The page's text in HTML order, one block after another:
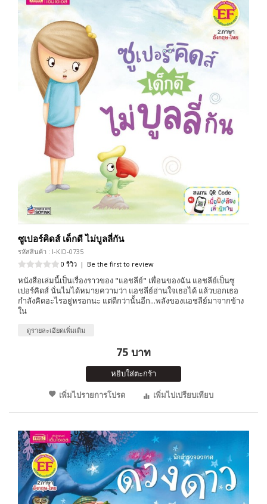
ซูเปอร์คิดส์ เด็กดี ไม่บูลลี่กัน
รหัสสินค้า : I-KID-0735
0 รีวิว | Be the first to review
หนังสือเล่มนี้เป็นเรื่องราวของ "แอชลีย์" เพื่อนของฉัน แอชลีย์เป็นซู
เปอร์คิดส์ นั่นไม่ได้หมายความว่า แอชลีย์อ่านใจเธอได้ แล้วบอกเธอ
กำลังคิดอะไรอยู่หรอกนะ แต่ดีกว่านั้นอีก...พลังของแอชลีย์มาจากข้าง
ใน
ดูรายละเอียดเพิ่มเติม
75 บาท
หยิบใส่ตะกร้า
เพิ่มไปรายการโปรด
เพิ่มไปเปรียบเทียบ